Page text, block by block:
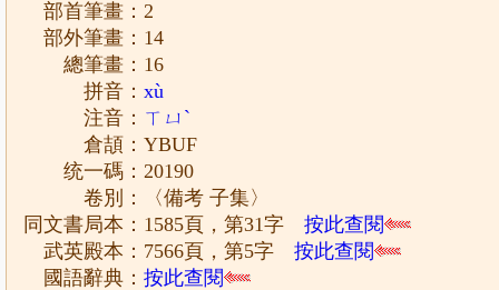
部首筆畫：2
部外筆畫：14
總筆畫：16
拼音：xù
注音： ㄒㄩˋ
倉頡：YBUF
统一碼：20190
卷別：〈備考 子集〉
同文書局本：1585頁，第31字按此查閱
武英殿本：7566頁，第5字按此查閱
國語辭典：按此查閱